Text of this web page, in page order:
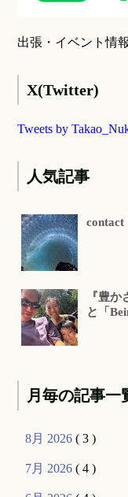
出張・イベント情
X(Twitter)
Tweets by
人気記事
contact
『豊
と「
月毎の記事一
8月 2026( 3 )
7月 2026( 4 )